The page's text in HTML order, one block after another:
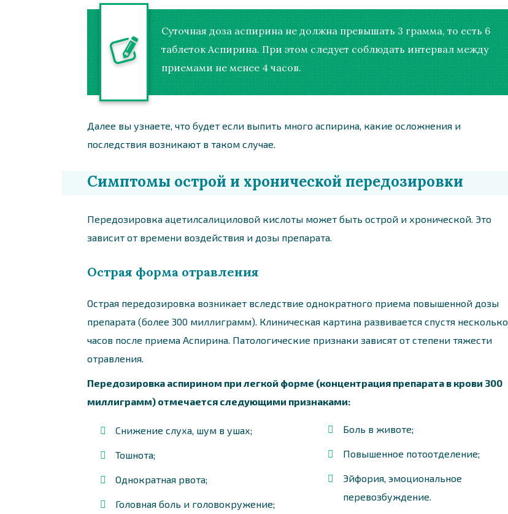
Суточная доза аспирина не должна превышать 3 грамма, то есть 6
таблеток Аспирина. При этом следует соблюдать интервал между
приемами не менее 4 часов.
Далее вы узнаете, что будет если выпить много аспирина, какие осложнения и
последствия возникают в таком случае.
Симптомы острой и хронической передозировки
Передозировка ацетилсалициловой кислоты может быть острой и хронической. Это
зависит от времени воздействия и дозы препарата.
Острая форма отравления
Острая передозировка возникает вследствие однократного приема повышенной дозы
препарата (более 300 миллиграмм). Клиническая картина развивается спустя несколько
часов после приема Аспирина. Патологические признаки зависят от степени тяжести
отравления.
Передозировка аспирином при легкой форме (концентрация препарата в крови 300
миллиграмм) отмечается следующими признаками:
Снижение слуха, шум в ушах;
Тошнота;
Однократная рвота;
Головная боль и головокружение;
Боль в животе;
Повышенное потоотделение;
Эйфория, эмоциональное
перевозбуждение.